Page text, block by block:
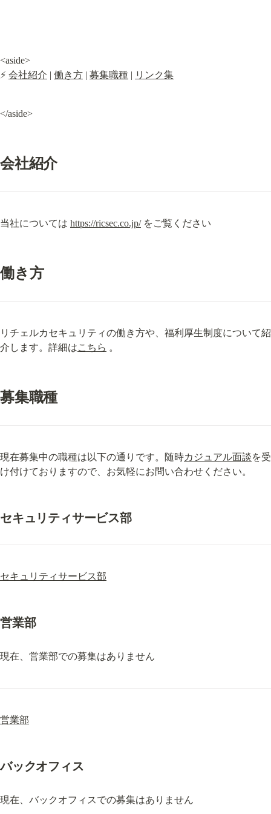
<aside>
⚡ 会社紹介 | 働き方 | 募集職種 | リンク集
</aside>
会社紹介
当社については https://ricsec.co.jp/ をご覧ください
働き方
リチェルカセキュリティの働き方や、福利厚生制度について紹
介します。詳細はこちら 。
募集職種
現在募集中の職種は以下の通りです。随時カジュアル面談を受
け付けておりますので、お気軽にお問い合わせください。
セキュリティサービス部
セキュリティサービス部
営業部
現在、営業部での募集はありません
営業部
バックオフィス
現在、バックオフィスでの募集はありません